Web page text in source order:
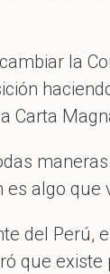
la
Carta
algo que
del Perú,
que